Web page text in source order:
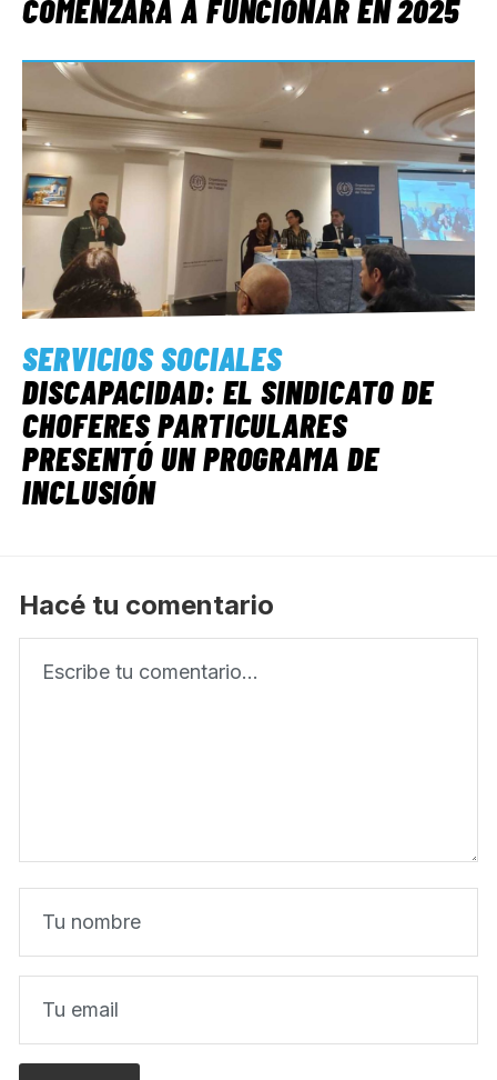
COMENZARÁ A FUNCIONAR EN 2025
SERVICIOS SOCIALES
DISCAPACIDAD: EL SINDICATO DE
CHOFERES PARTICULARES
PRESENTÓ UN PROGRAMA DE
INCLUSIÓN
Hacé tu comentario